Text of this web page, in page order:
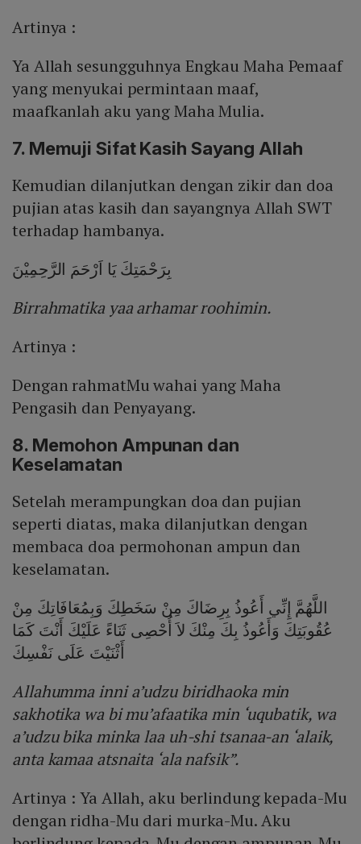
Artinya :
Ya Allah sesungguhnya Engkau Maha Pemaaf
yang menyukai permintaan maaf,
maafkanlah aku yang Maha Mulia.
7. Memuji Sifat Kasih Sayang Allah
Kemudian dilanjutkan dengan zikir dan doa
pujian atas kasih dan sayangnya Allah SWT
terhadap hambanya.
بِرَحْمَتِكَ يَا اَرْحَمَ الرَّحِمِيْنَ
Birrahmatika yaa arhamar roohimin.
Artinya :
Dengan rahmatMu wahai yang Maha
Pengasih dan Penyayang.
8. Memohon Ampunan dan
Keselamatan
Setelah merampungkan doa dan pujian
seperti diatas, maka dilanjutkan dengan
membaca doa permohonan ampun dan
keselamatan.
اللَّهُمَّ إِنِّي أَعُوذُ بِرِضَاكَ مِنْ سَخَطِكَ وَبِمُعَافَاتِكَ مِنْ
عُقُوبَتِكَ وَأَعُوذُ بِكَ مِنْكَ لاَ أُحْصِى ثَنَاءً عَلَيْكَ أَنْتَ كَمَا
أَثْنَيْتَ عَلَى نَفْسِكَ
Allahumma inni a’udzu biridhaoka min
sakhotika wa bi mu’afaatika min ‘uqubatik, wa
a’udzu bika minka laa uh-shi tsanaa-an ‘alaik,
anta kamaa atsnaita ‘ala nafsik”.
Artinya : Ya Allah, aku berlindung kepada-Mu
dengan ridha-Mu dari murka-Mu. Aku